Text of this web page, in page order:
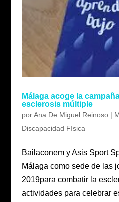
Málaga acoge la
esclerosis múltiple
porAna De Miguel Reinoso|
Discapacidad Física
Bailaconem y Asis Sport
Málaga como sede de las
2019para combatir la
actividades para celebrar